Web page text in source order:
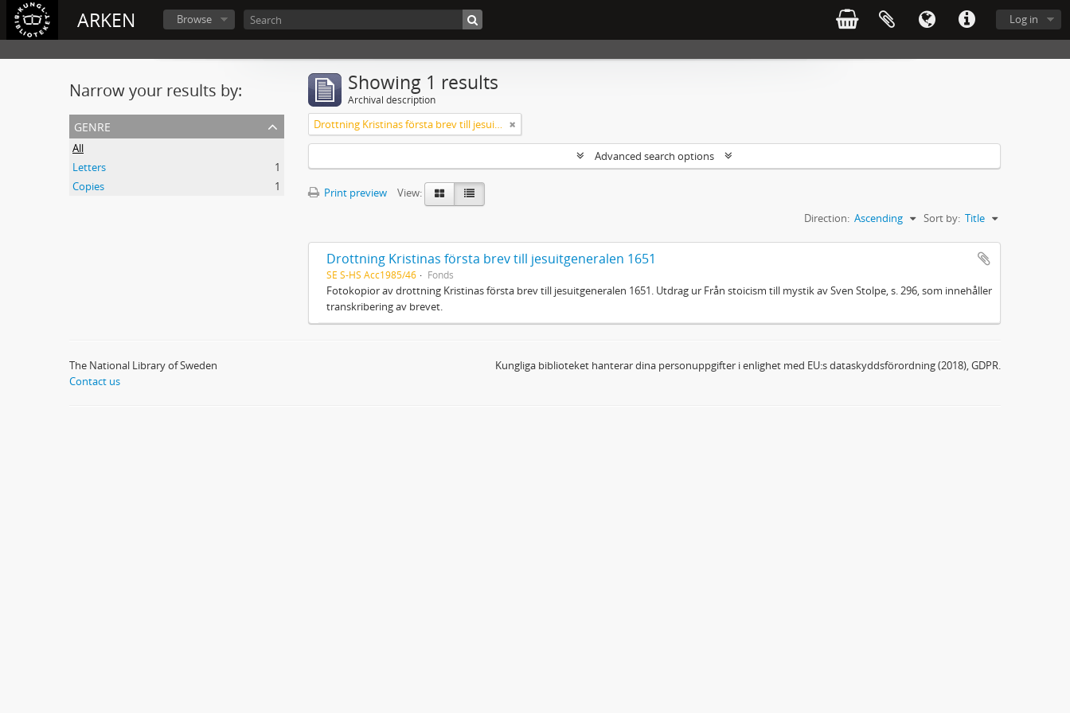
ARKEN Log in
Browse
Narrow your results by:
genre
All
Letters
1
Copies
1
Showing 1 results
Archival description
Drottning Kristinas första brev till jesuitgeneralen 1651
Advanced search options
Print preview
View:
Sort by: Title
Direction: Ascending
Drottning Kristinas första brev till jesuitgeneralen 1651
SE S-HS Acc1985/46 Fonds
Fotokopior av drottning Kristinas första brev till jesuitgeneralen 1651. Utdrag ur Från stoicism till mystik av Sven Stolpe, s. 296, som innehåller
transkribering av brevet.
The National Library of Sweden
Contact us
Kungliga biblioteket hanterar dina personuppgifter i enlighet med EU:s dataskyddsförordning (2018), GDPR.